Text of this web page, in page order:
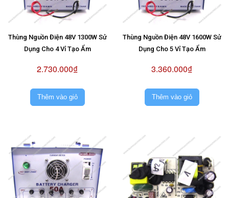
Thùng Nguồn Điện 48V 1300W Sử
Dụng Cho 4 Vỉ Tạo Ẩm
2.730.000₫
Thêm vào giỏ
Thùng Nguồn Điện 48V 1600W Sử
Dụng Cho 5 Vỉ Tạo Ẩm
3.360.000₫
Thêm vào giỏ